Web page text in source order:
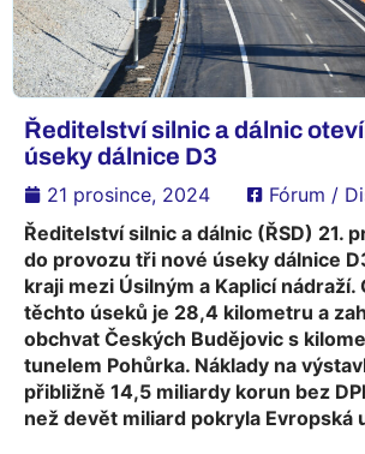
Ředitelství silnic a dálnic
úseky dálnice D3
21 prosince, 2024
Fórum /
Ředitelství silnic a dálnic (ŘSD) 21.
do provozu tři nové úseky dálnice
kraji mezi Úsilným a Kaplicí nádraží.
těchto úseků je 28,4 kilometru a
obchvat Českých Budějovic s
tunelem Pohůrka. Náklady na
přibližně 14,5 miliardy korun bez
než devět miliard pokryla Evropská